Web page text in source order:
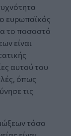
ευρωπαϊκός
το ποσοστό
είναι
αυτού του
όπως
τις
τόσο